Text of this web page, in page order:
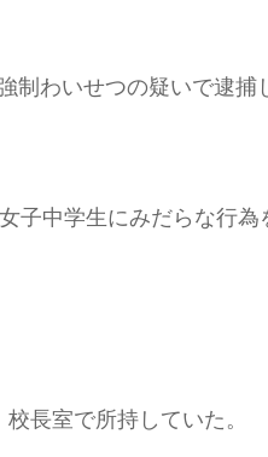
制わいせつの疑いで逮捕
子中学生にみだらな行為
長室で所持していた。